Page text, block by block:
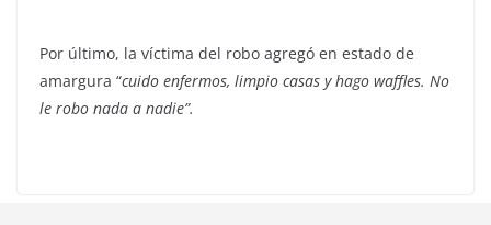
Por último, la víctima del robo agregó en estado de
amargura “cuido enfermos, limpio casas y hago waffles. No
le robo nada a nadie”.